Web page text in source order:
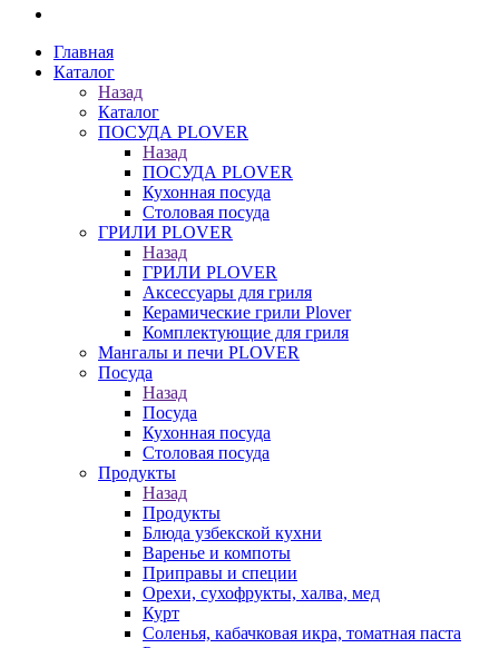
Главная
Каталог
Назад
Каталог
ПОСУДА PLOVER
Назад
ПОСУДА PLOVER
Кухонная посуда
Столовая посуда
ГРИЛИ PLOVER
Назад
ГРИЛИ PLOVER
Аксессуары для гриля
Керамические грили Plover
Комплектующие для гриля
Мангалы и печи PLOVER
Посуда
Назад
Посуда
Кухонная посуда
Столовая посуда
Продукты
Назад
Продукты
Блюда узбекской кухни
Варенье и компоты
Приправы и специи
Орехи, сухофрукты, халва, мед
Курт
Соленья, кабачковая икра, томатная паста